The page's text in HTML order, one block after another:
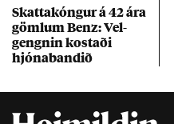
Skattakóng­ur á 42 ára
göml­um Benz: Vel­
gengn­in kostaði
hjóna­band­ið